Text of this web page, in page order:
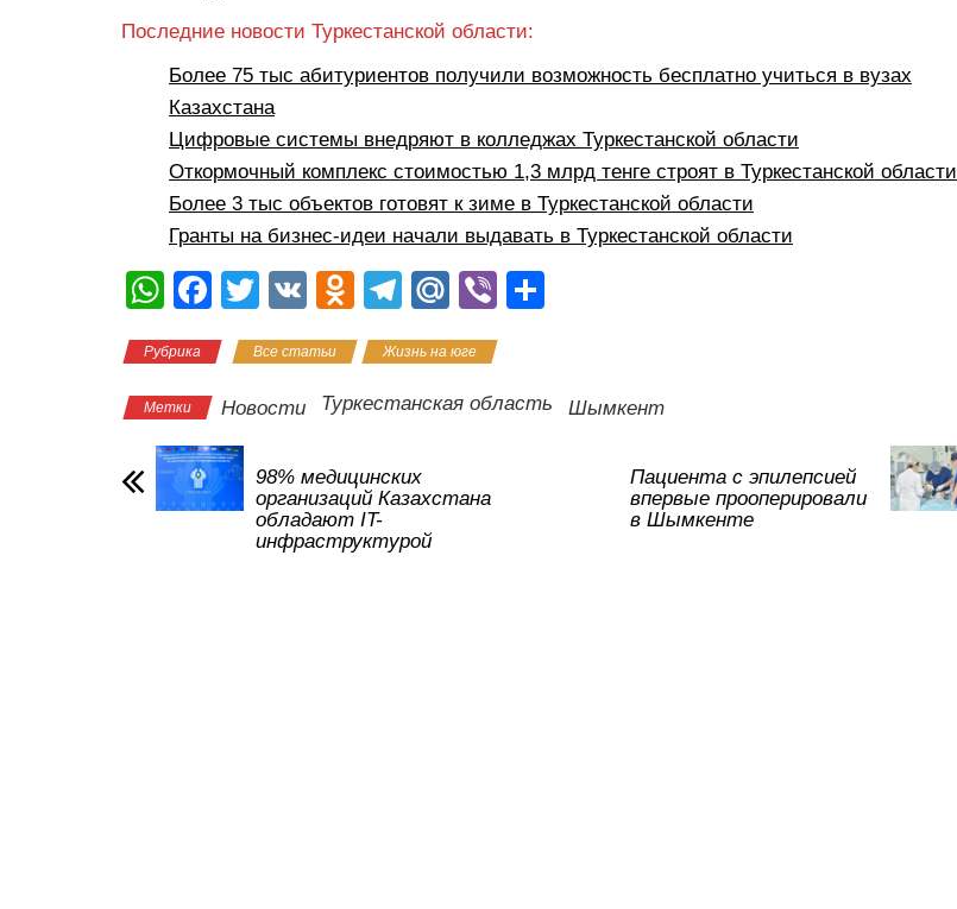
Последние новости Туркестанской области:
Более 75 тыс абитуриентов получили возможность бесплатно учиться в вузах
Казахстана
Цифровые системы внедряют в колледжах Туркестанской области
Откормочный комплекс стоимостью 1,3 млрд тенге строят в Туркестанской области
Более 3 тыс объектов готовят к зиме в Туркестанской области
Гранты на бизнес-идеи начали выдавать в Туркестанской области
W
at
s
A
p
p
F
c
e
b
o
o
T
tt
er
V
O
n
o
a
ss
ni
T
e
gr
m
M
.R
u
Vi
а
Рубрика Все статьи Жизнь на юге
Метки Новости Туркестанская область Шымкент
98% медицинских
организаций Казахстана
обладают IT-
инфраструктурой
Пациента с эпилепсией
впервые прооперировали
в Шымкенте